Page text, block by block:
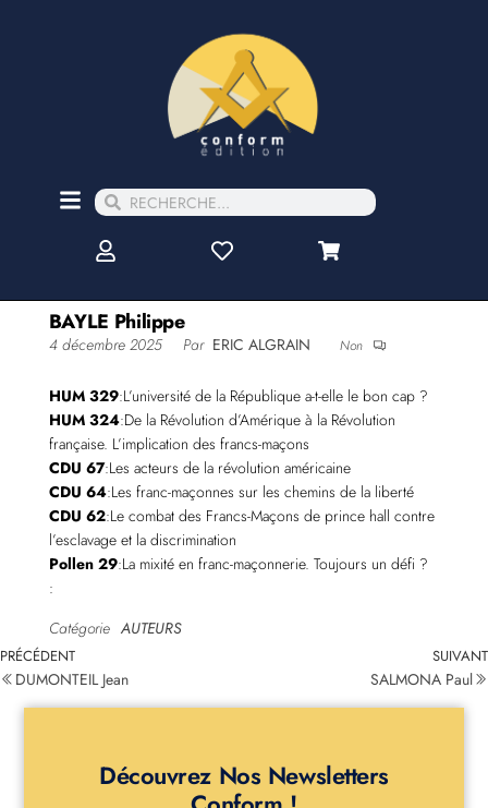
BAYLE Philippe
4 décembre 2025 Par ERIC ALGRAIN Non
HUM 329:L’université de la République a-t-elle le bon cap ?
HUM 324:De la Révolution d’Amérique à la Révolution
française. L’implication des francs-maçons
CDU 67:Les acteurs de la révolution américaine
CDU 64:Les franc-maçonnes sur les chemins de la liberté
CDU 62:Le combat des Francs-Maçons de prince hall contre
l’esclavage et la discrimination
Pollen 29:La mixité en franc-maçonnerie. Toujours un défi ?
:
Catégorie AUTEURS
PRÉCÉDENT
DUMONTEIL Jean
SUIVANT
SALMONA Paul
Découvrez Nos Newsletters